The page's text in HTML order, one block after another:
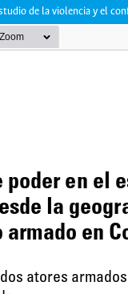
de la violencia y el